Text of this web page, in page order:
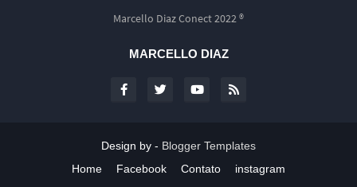
Marcello Diaz Conect 2022 ®
MARCELLO DIAZ
Design by - Blogger Templates
Home
Facebook Contato instagram